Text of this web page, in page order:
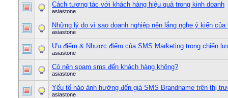
Cách tương tác với khách hàng hiệu quả trong kinh doanh
asiastone
Những lý do vì sao doanh nghiệp nên lắng nghe ý kiến của
asiastone
Ưu điểm & Nhược điểm của SMS Marketing trong chiến
asiastone
Có nên spam sms đến khách hàng không?
asiastone
Yếu tố nào ảnh hưởng đến giá SMS Brandname trên thị
asiastone